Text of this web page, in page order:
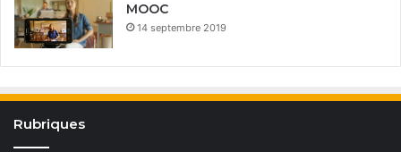
MOOC
14 septembre 2019
Rubriques